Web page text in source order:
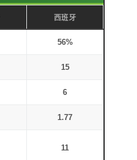
西班牙
56%
15
6
1.77
11